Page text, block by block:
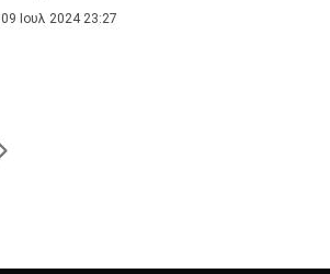
09 Ιουλ 2024 23:27